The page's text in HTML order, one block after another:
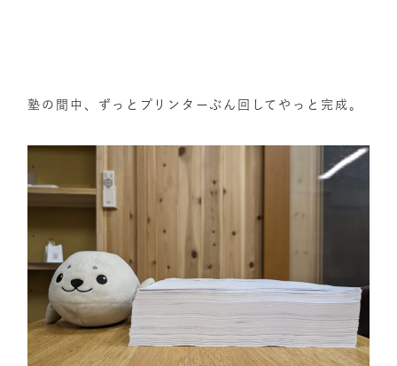
塾の間中、ずっとプリンターぶん回してやっと完成。